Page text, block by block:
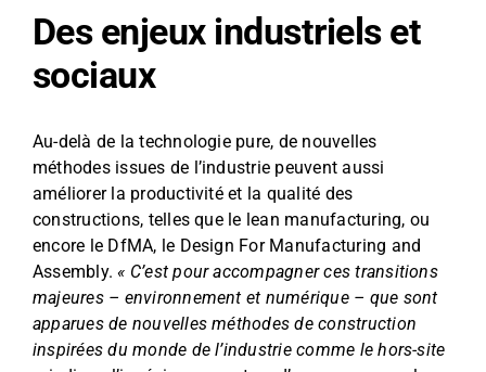
Des enjeux industriels et
sociaux
Au-delà de la technologie pure, de nouvelles
méthodes issues de l’industrie peuvent aussi
améliorer la productivité et la qualité des
constructions, telles que le lean manufacturing, ou
encore le DfMA, le Design For Manufacturing and
Assembly.« C’est pour accompagner ces transitions
majeures – environnement et numérique – que sont
apparues de nouvelles méthodes de construction
inspirées du monde de l’industrie comme le hors-site